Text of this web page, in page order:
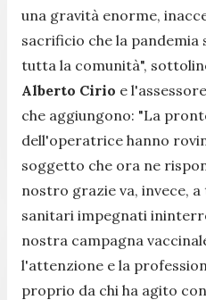
una gravità enorme,
sacrificio che la pandemia
tutta la comunità",
Alberto Cirio e
che aggiungono: "La
dell'operatrice hanno
soggetto che ora ne
nostro grazie va, invece,
sanitari impegnati
nostra campagna
l'attenzione e la
proprio da chi ha agito